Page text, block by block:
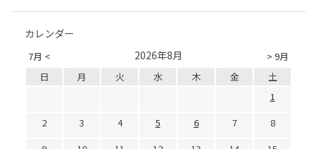
カレンダー
7月 < > 9月
2026年8月
日 月 火 水 木 金
土
1
2
3 4 5 6 7
8